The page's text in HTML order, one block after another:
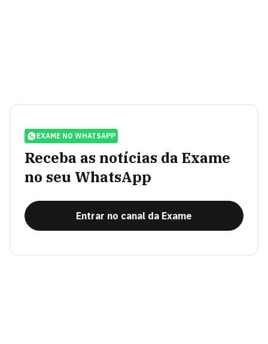
EXAME NO WHATSAPP
Receba as notícias da Exame
no seu WhatsApp
Entrar no canal da Exame